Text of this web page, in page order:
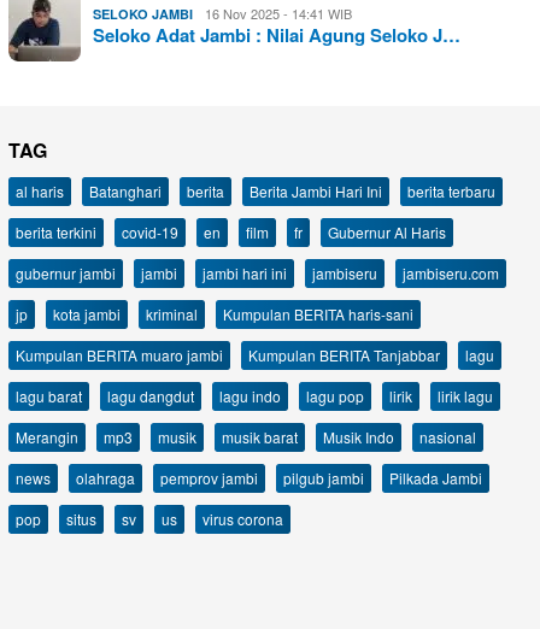
SELOKO JAMBI 16 Nov 2025 - 14:41 WIB
Seloko Adat Jambi : Nilai Agung Seloko J…
TAG
al haris Batanghari berita Berita Jambi Hari Ini
berita terbaru
berita terkini
covid-19 en film fr
Gubernur Al Haris
gubernur jambi
jambi jambi hari ini jambiseru
jambiseru.com
jp
kota jambi kriminal
Kumpulan BERITA haris-sani
Kumpulan BERITA muaro jambi
Kumpulan BERITA Tanjabbar
lagu
lagu barat
lagu dangdut lagu indo lagu pop lirik
lirik lagu
Merangin
mp3 musik musik barat Musik Indo
nasional
news
olahraga pemprov jambi pilgub jambi
Pilkada Jambi
pop
situs sv us virus corona